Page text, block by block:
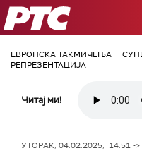
РТС
ЕВРОПСКА ТАКМИЧЕЊА
РЕПРЕЗЕНТАЦИЈА
Читај ми!
УТОРАК, 04.02.2025, 14:51 ->